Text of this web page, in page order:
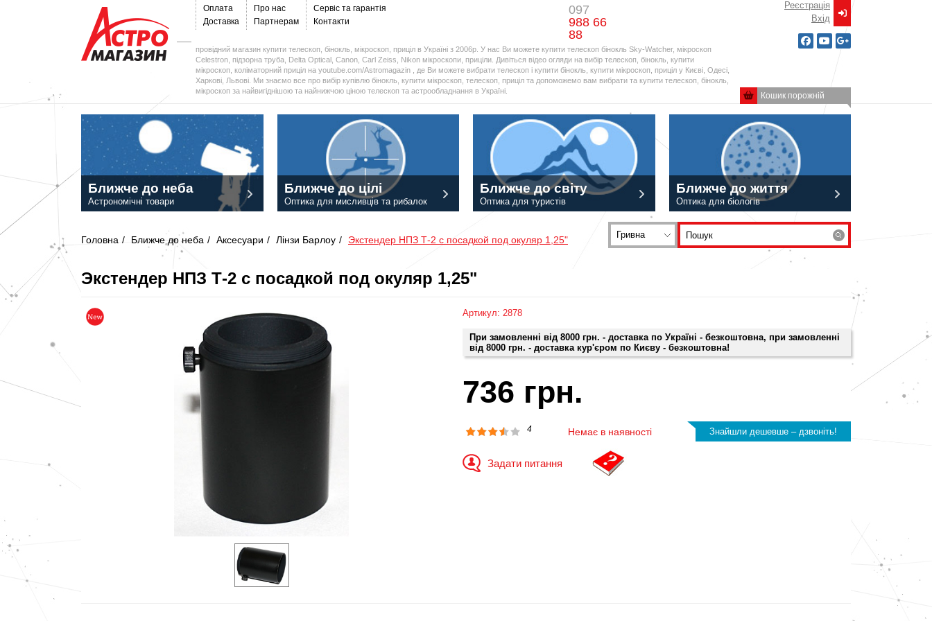
Оплата
Доставка
Про нас
Партнерам
Сервіс та гарантія
Контакти
097
988 66
88
провідний магазин купити телескоп, бінокль, мікроскоп, приціл в Україні з 2006р. У нас Ви можете купити телескоп бінокль Sky-Watcher, мікроскоп
Celestron, підзорна труба, Delta Optical, Canon, Carl Zeiss, Nikon мікроскопи, приціли. Дивіться відео огляди на вибір телескоп, бінокль, купити
мікроскоп, коліматорний приціл на youtube.com/Astromagazin , де Ви можете вибрати телескоп і купити бінокль, купити мікроскоп, приціл у Києві, Одесі,
Харкові, Львові. Ми знаємо все про вибір купівлю бінокль, купити мікроскоп, телескоп, приціл та допоможемо вам вибрати та купити телескоп, бінокль,
мікроскоп за найвигіднішою та найнижчою ціною телескоп та астрообладнання в Україні.
Реєстрація
Вxід
Кошик порожній
Ближче до неба
Астрономічні товари
Ближче до цілі
Оптика для мисливців та рибалок
Ближче до світу
Оптика для туристів
Ближче до життя
Оптика для біологів
Головна / Ближче до неба / Аксесуари / Лінзи Барлоу / Экстендер НПЗ Т-2 с посадкой под окуляр 1,25" Гривна
Экстендер НПЗ Т-2 с посадкой под окуляр 1,25"
Артикул: 2878
При замовленні від 8000 грн. - доставка по Україні - безкоштовна, при замовленні
від 8000 грн. - доставка кур'єром по Києву - безкоштовна!
736 грн.
4 Немає в наявності Знайшли дешевше – дзвоніть!
Задати питання